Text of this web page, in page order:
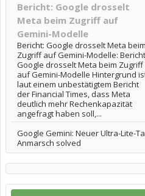
Bericht: Google drosselt
Meta beim Zugriff auf
Gemini-Modelle
Bericht: Google drosselt Meta beim
Zugriff auf Gemini-Modelle:
Google drosselt Meta beim Zugriff
auf Gemini-Modelle Hintergrund
laut einem unbestätigtem Bericht
der Financial Times, dass Meta
deutlich mehr Rechenkapazität
angefragt haben soll,...
Google Gemini: Neuer Ultra-Lite-
Anmarsch solved